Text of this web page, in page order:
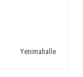
Yenimahalle